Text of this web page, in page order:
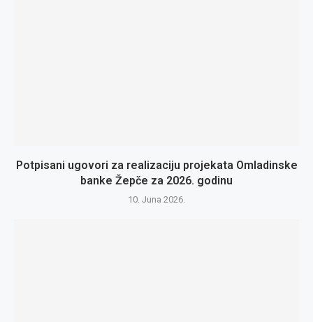
Potpisani ugovori za realizaciju projekata Omladinske
banke Žepče za 2026. godinu
10. Juna 2026.